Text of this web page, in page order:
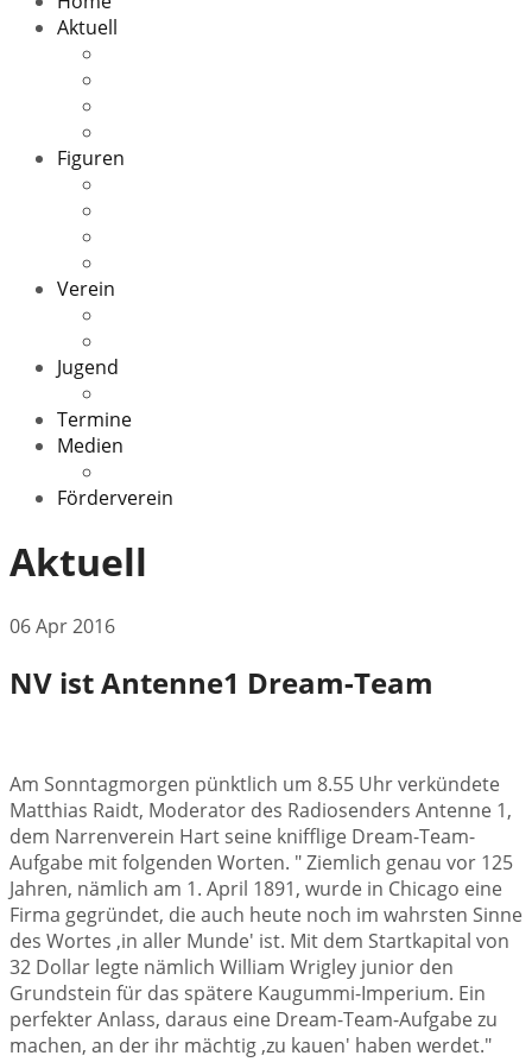
Aktuell
Figuren
Verein
Jugend
Termine
Medien
Förderverein
Aktuell
06 Apr 2016
NV ist Antenne1 Dream-Team
Am Sonntagmorgen pünktlich um 8.55 Uhr verkündete
Matthias Raidt, Moderator des Radiosenders Antenne 1,
dem Narrenverein Hart seine knifflige Dream-Team-
Aufgabe mit folgenden Worten. " Ziemlich genau vor 125
Jahren, nämlich am 1. April 1891, wurde in Chicago eine
Firma gegründet, die auch heute noch im wahrsten Sinne
des Wortes ,in aller Munde' ist. Mit dem Startkapital von
32 Dollar legte nämlich William Wrigley junior den
Grundstein für das spätere Kaugummi-Imperium. Ein
perfekter Anlass, daraus eine Dream-Team-Aufgabe zu
machen, an der ihr mächtig ,zu kauen' haben werdet."